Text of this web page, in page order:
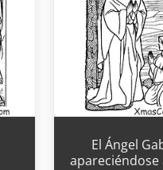
El Ángel
apareciéndose